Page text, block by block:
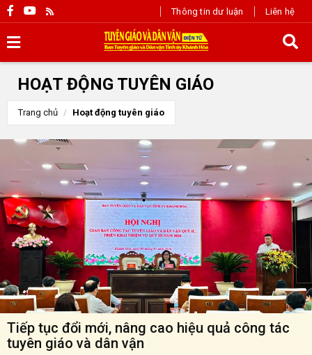
Thông tin dư luận Liên hệ
HOẠT ĐỘNG TUYÊN GIÁO
Trang chủ Hoạt động tuyên giáo
Tiếp tục đổi mới, nâng cao hiệu quả công tác
tuyên giáo và dân vận